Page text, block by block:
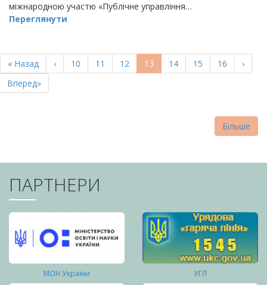
міжнародною участю «Публічне управління…
Переглянути
НА
СТОРІНКИ
Перша
сторінка
« Назад
Попередня
сторінка
‹ Page
10 Page
11 Page
12
Поточна
сторінка
13 Page
14 Page
15 Page
16
›
Остання
сторінка
Вперед»
Більше
ПАРТНЕРИ
МОН України УГЛ